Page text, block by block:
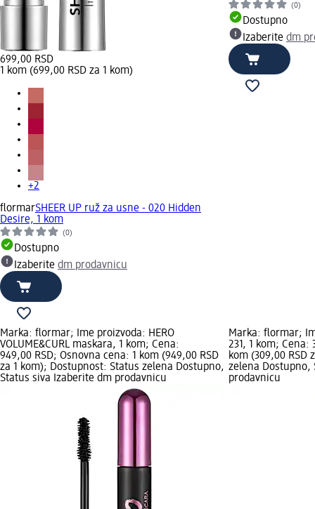
699,00 RSD
1 kom (699,00 RSD za 1 kom)
+2
flormarSHEER UP ruž za usne - 020 Hidden
Desire, 1 kom
(0)
Dostupno
Izaberite dm prodavnicu
(0)
Dostupno
Izaberite dm
Marka: flormar; Ime proizvoda: HERO
VOLUME&CURL maskara, 1 kom; Cena:
949,00 RSD; Osnovna cena: 1 kom (949,00 RSD
za 1 kom); Dostupnost: Status zelena Dostupno,
Status siva Izaberite dm prodavnicu
Marka: flormar;
231, 1 kom; Cena:
kom (309,00 RSD
zelena Dostupno,
prodavnicu